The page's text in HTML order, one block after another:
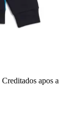
Creditados apos a